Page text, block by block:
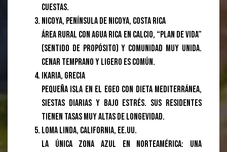
cuestas.
Nicoya, Península de Nicoya, Costa Rica
Área rural con agua rica en calcio, “plan de vida”
(sentido de propósito) y comunidad muy unida.
Cenar temprano y ligero es común.
Ikaria, Grecia
Pequeña isla en el Egeo con dieta mediterránea,
siestas diarias y bajo estrés. Sus residentes
tienen tasas muy altas de longevidad.
Loma Linda, California, EE.UU.
La única Zona Azul en Norteamérica: una